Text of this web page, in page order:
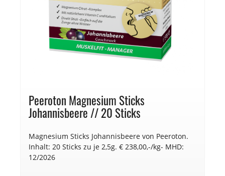
Peeroton Magnesium Sticks
Johannisbeere // 20 Sticks
Magnesium Sticks Johannisbeere von Peeroton.
Inhalt: 20 Sticks zu je 2,5g. € 238,00,-/kg- MHD:
12/2026